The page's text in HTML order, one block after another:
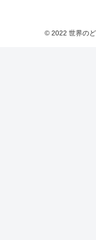
© 2022 世界の